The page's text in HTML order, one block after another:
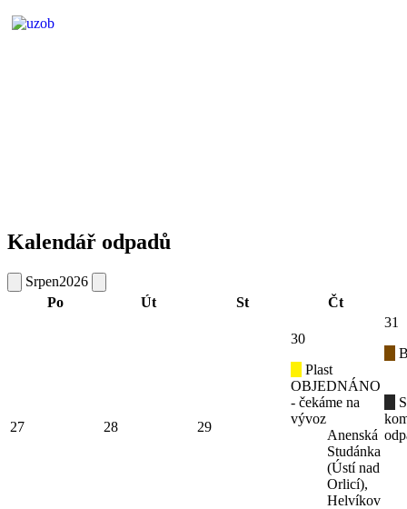
Kalendář odpadů
Srpen2026
Po
Út St Čt
27 28 29
30
Plast
OBJEDNÁNO
- čekáme na
vývoz
Anenská
Studánka
(Ústí nad
Orlicí),
Helvíkov
31